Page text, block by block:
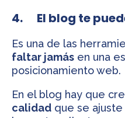
4. El blog te
Es una de las
faltar jamás en una
posicionamiento web.
En el blog hay que
calidad que se